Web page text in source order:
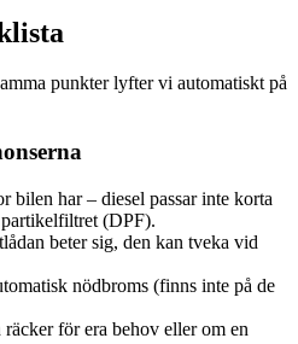
punkter lyfter vi automatiskt på
bilen har – diesel passar inte korta
(DPF).
beter sig, den kan tveka vid
nödbroms (finns inte på de
för era behov eller om en